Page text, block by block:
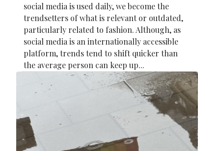
social media is used daily, we become the
trendsetters of what is relevant or outdated,
particularly related to fashion. Although, as
social media is an internationally accessible
platform, trends tend to shift quicker than
the average person can keep up...